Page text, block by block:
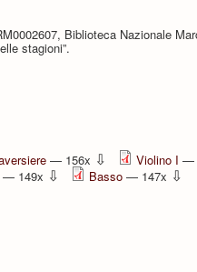
Biblioteca Nazionale
stagioni”.
— 156x ⇩ Violino I —
— 149x ⇩ Basso — 147x ⇩